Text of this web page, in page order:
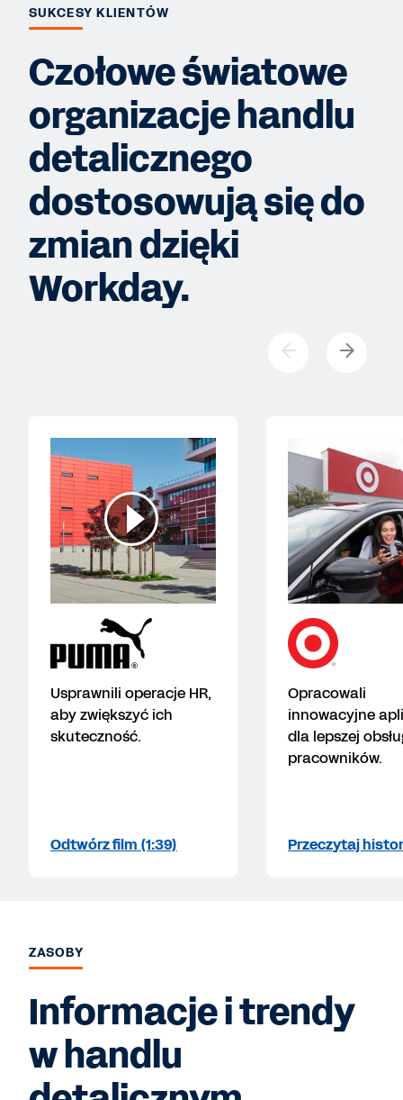
SUKCESY KLIENTÓW
Czołowe światowe
organizacje handlu
detalicznego
dostosowują się do
zmian dzięki
Workday.
Usprawnili operacje HR,
aby zwiększyć ich
skuteczność.
Odtwórz film (1:39)
Opracowali
innowacyjne
dla lepszej
pracowników.
Przeczytaj
ZASOBY
Informacje i trendy
w handlu